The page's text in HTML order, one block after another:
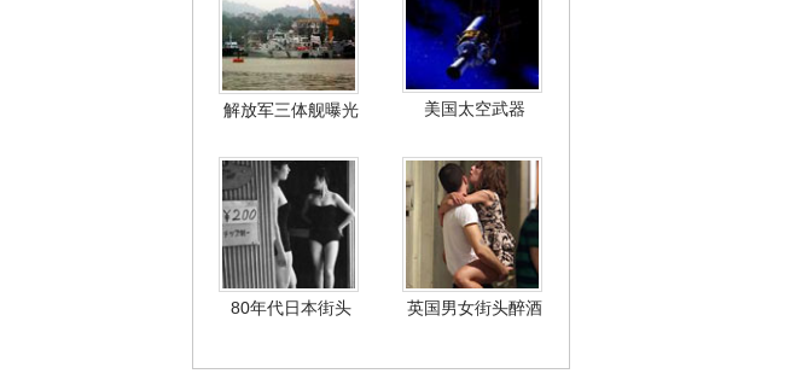
解放军三体舰曝光 美国太空武器
80年代日本街头 英国男女街头醉酒